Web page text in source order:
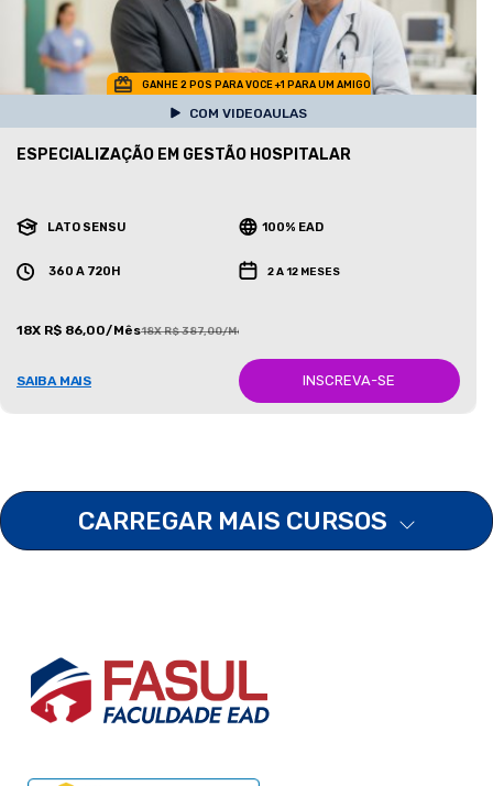
GANHE 2 POS PARA VOCE +1 PARA UM AMIGO
COM VIDEOAULAS
ESPECIALIZAÇÃO EM GESTÃO HOSPITALAR
LATO SENSU 100% EAD
360 A 720H 2 A 12 MESES
18X R$ 86,00/Mês18X R$ 387,00/Mês
SAIBA MAIS INSCREVA-SE
CARREGAR MAIS CURSOS